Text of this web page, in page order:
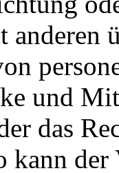
und
das
kann